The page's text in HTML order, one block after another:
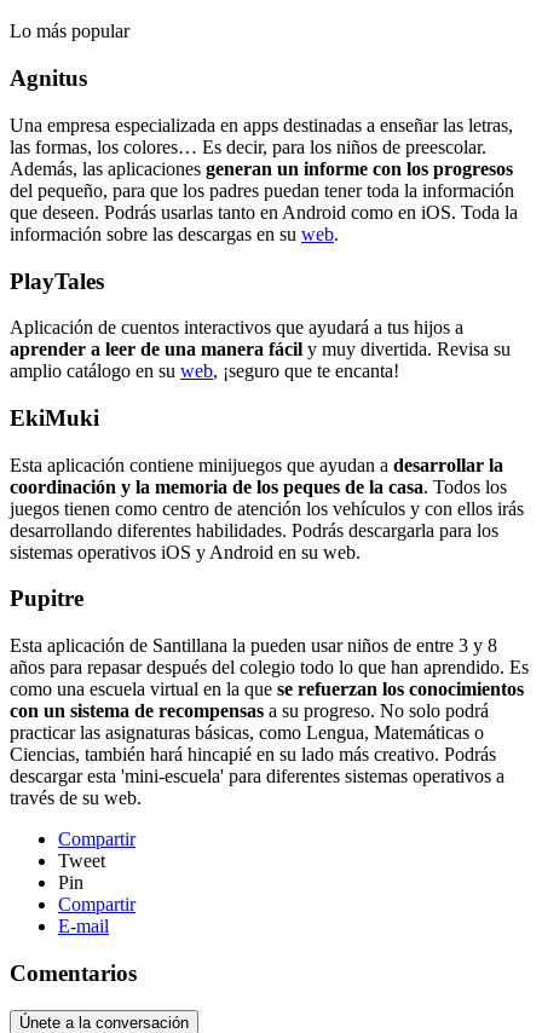
Lo más popular
Agnitus
Una empresa especializada en apps destinadas a enseñar las letras,
las formas, los colores… Es decir, para los niños de preescolar.
Además, las aplicaciones generan un informe con los progresos
del pequeño, para que los padres puedan tener toda la información
que deseen. Podrás usarlas tanto en Android como en iOS. Toda la
información sobre las descargas en su web.
PlayTales
Aplicación de cuentos interactivos que ayudará a tus hijos a
aprender a leer de una manera fácil y muy divertida. Revisa su
amplio catálogo en su web, ¡seguro que te encanta!
EkiMuki
Esta aplicación contiene minijuegos que ayudan a desarrollar la
coordinación y la memoria de los peques de la casa. Todos los
juegos tienen como centro de atención los vehículos y con ellos irás
desarrollando diferentes habilidades. Podrás descargarla para los
sistemas operativos iOS y Android en su web.
Pupitre
Esta aplicación de Santillana la pueden usar niños de entre 3 y 8
años para repasar después del colegio todo lo que han aprendido. Es
como una escuela virtual en la que se refuerzan los conocimientos
con un sistema de recompensas a su progreso. No solo podrá
practicar las asignaturas básicas, como Lengua, Matemáticas o
Ciencias, también hará hincapié en su lado más creativo. Podrás
descargar esta 'mini-escuela' para diferentes sistemas operativos a
través de su web.
Compartir
Tweet
Pin
Compartir
E-mail
Comentarios
Únete a la conversación